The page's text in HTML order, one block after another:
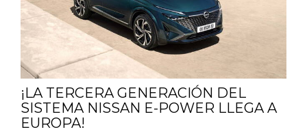
¡LA TERCERA GENERACIÓN DEL
SISTEMA NISSAN E-POWER LLEGA A
EUROPA!